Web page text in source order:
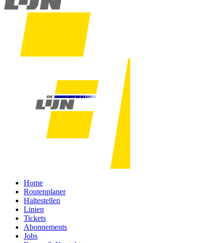
Home
Routenplaner
Haltestellen
Linien
Tickets
Abonnements
Jobs